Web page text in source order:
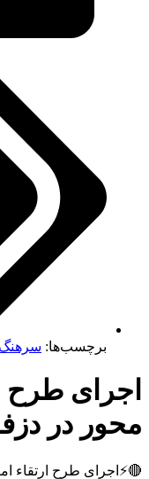
برچسب‌ها:سرهنگ
طرح
در
طرح ارتقاء